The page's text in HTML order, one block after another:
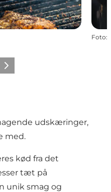
Foto:
billede
Næste billede
udskæringer,
med.
kød fra det
tæt på
unik smag og